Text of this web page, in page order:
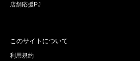
店舗応援PJ
このサイトについて
利用規約